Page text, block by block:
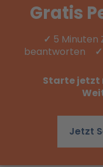
Gratis
✓ 5 Minuten
beantworten
✓
Starte jetzt
Jetzt